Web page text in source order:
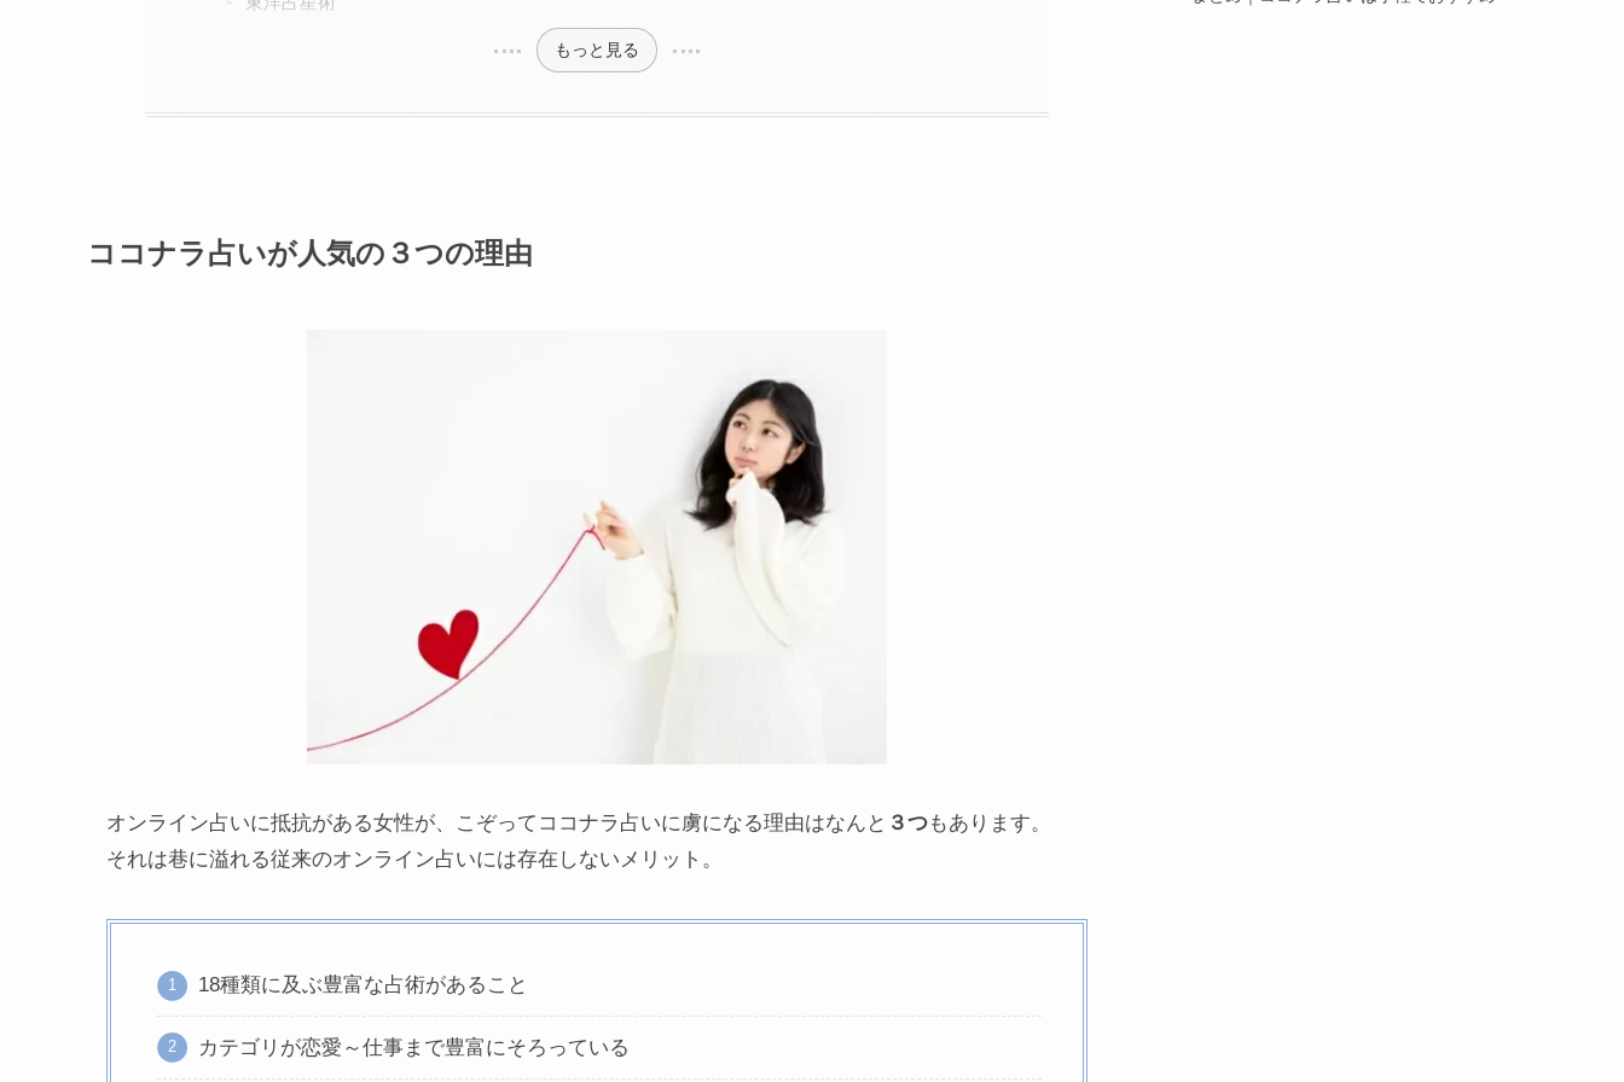
もっと見る
ココナラ占いが人気の３つの理由
オンライン占いに抵抗がある女性が、こぞってココナラ占いに虜になる理由はなんと ３つもあります。
それは巷に溢れる従来のオンライン占いには存在しないメリット。
18種類に及ぶ豊富な占術があること
カテゴリが恋愛～仕事まで豊富にそろっている